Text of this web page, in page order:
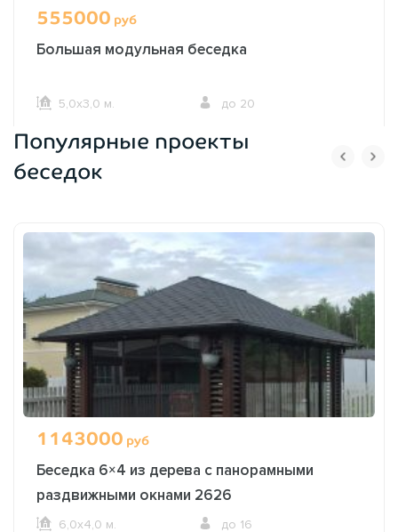
555000 руб
Большая модульная беседка
5,0х3,0 м. до 20
ОФОРМИТЬ ЗАКАЗ
Популярные проекты
беседок
1143000 руб
Беседка 6×4 из дерева с панорамными
раздвижными окнами 2626
6,0х4,0 м. до 16